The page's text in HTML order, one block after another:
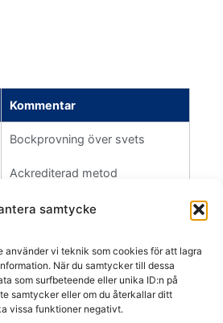
samtycke
använder vi teknik som cookies för att lagra
När du samtycker till dessa
som surfbeteende eller unika ID:n på
samtycker eller om du återkallar ditt
vissa funktioner negativt.
Kommentar
Bockprovning över svets
Ackrediterad metod
to provide testing services to the parent
and external customers.